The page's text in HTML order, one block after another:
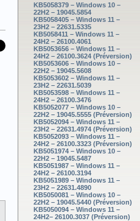
KB5058379 – Windows 10 –
22H2 – 19045.5854
KB5058405 – Windows 11 –
23H2 – 22631.5335
KB5058411 – Windows 11 –
24H2 – 26100.4061
KB5053656 – Windows 11 –
24H2 – 26100.3624 (Préversion)
KB5053606 – Windows 10 –
22H2 – 19045.5608
KB5053602 – Windows 11 –
23H2 – 22631.5039
KB5053598 – Windows 11 –
24H2 – 26100.3476
KB5052077 – Windows 10 –
22H2 – 19045.5555 (Préversion)
KB5052094 – Windows 11 –
23H2 – 22631.4974 (Préversion)
KB5052093 – Windows 11 –
24H2 – 26100.3323 (Préversion)
KB5051974 – Windows 10 –
22H2 – 19045.5487
KB5051987 – Windows 11 –
24H2 – 26100.3194
KB5051989 – Windows 11 –
23H2 – 22631.4890
KB5050081 – Windows 10 –
22H2 – 19045.5440 (Préversion)
KB5050094 – Windows 11 –
24H2– 26100.3037 (Préversion)